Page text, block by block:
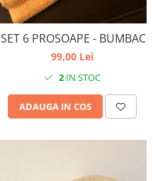
SET 6 PROSOAPE - BUMBAC
99,00 Lei
2IN STOC
ADAUGA IN COS